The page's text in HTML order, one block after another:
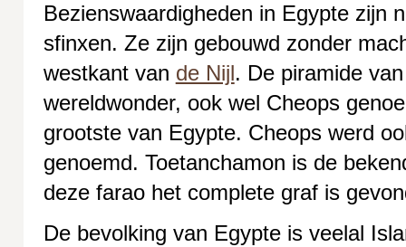
Bezienswaardigheden in Egypte zijn
sfinxen. Ze zijn gebouwd zonder
westkant van de Nijl. De piramide
wereldwonder, ook wel Cheops
grootste van Egypte. Cheops werd
genoemd. Toetanchamon is de
deze farao het complete graf is
De bevolking van Egypte is veelal